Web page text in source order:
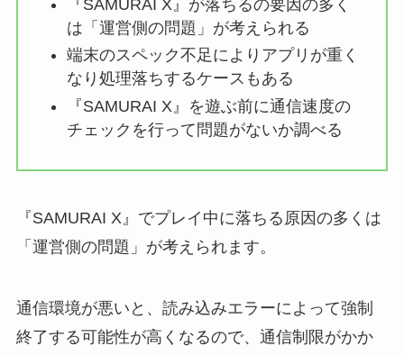
『SAMURAI X』が落ちるの要因の多く
は「運営側の問題」が考えられる
端末のスペック不足によりアプリが重く
なり処理落ちするケースもある
『SAMURAI X』を遊ぶ前に通信速度の
チェックを行って問題がないか調べる
『SAMURAI X』でプレイ中に落ちる原因の多くは
「運営側の問題」が考えられます。
通信環境が悪いと、読み込みエラーによって強制
終了する可能性が高くなるので、通信制限がかか